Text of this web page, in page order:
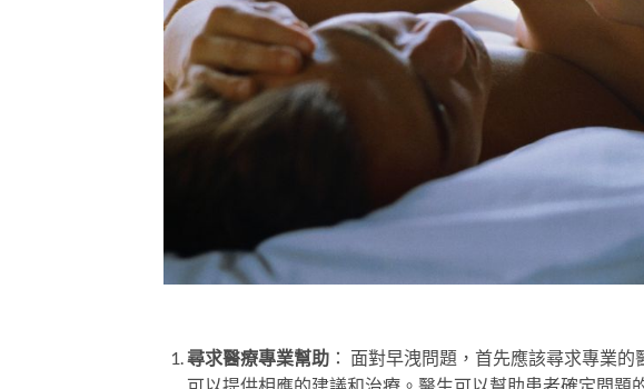
尋求醫療專業幫助： 面對早洩問題，首先應該尋求專業